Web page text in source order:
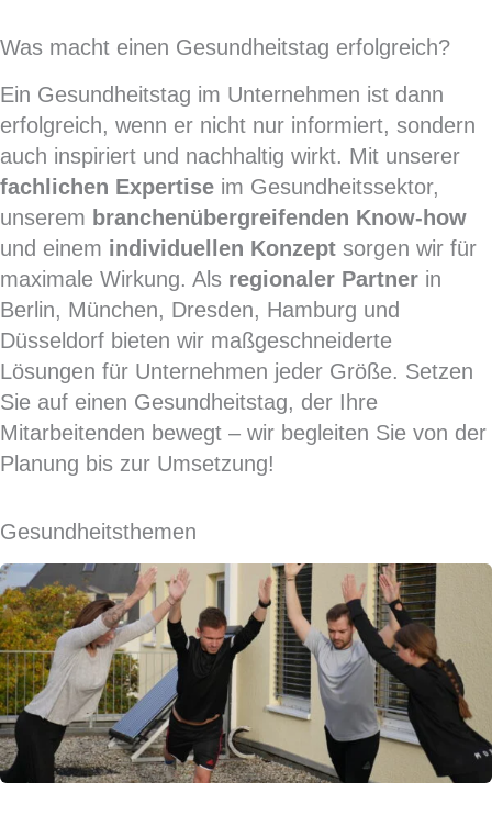
Was macht einen Gesundheitstag erfolgreich?
Ein Gesundheitstag im Unternehmen ist dann
erfolgreich, wenn er nicht nur informiert, sondern
auch inspiriert und nachhaltig wirkt. Mit unserer
fachlichen Expertise im Gesundheitssektor,
unserem branchenübergreifenden Know-how
und einem individuellen Konzept sorgen wir für
maximale Wirkung. Als regionaler Partner in
Berlin, München, Dresden, Hamburg und
Düsseldorf bieten wir maßgeschneiderte
Lösungen für Unternehmen jeder Größe. Setzen
Sie auf einen Gesundheitstag, der Ihre
Mitarbeitenden bewegt – wir begleiten Sie von der
Planung bis zur Umsetzung!
Gesundheitsthemen